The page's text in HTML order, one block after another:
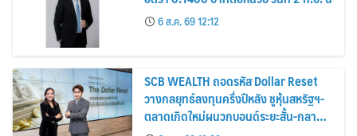
6 ส.ค. 69 12:12
SCB WEALTH ถอดรหัส Dollar Reset
วางกลยุทธ์ลงทุนครึ่งปีหลัง ชูหุ้นสหรัฐฯ-
ตลาดเกิดใหม่ผนวกบอนด์ระยะสั้น-กลาง